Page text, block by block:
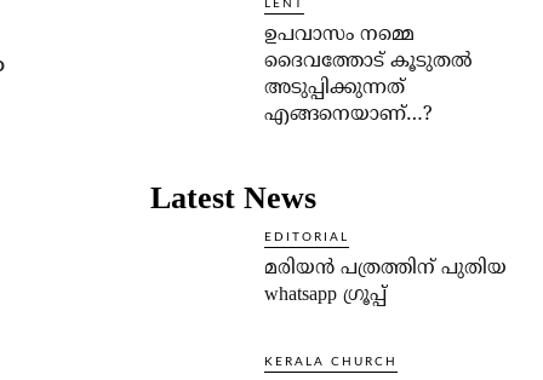
LENT
ഉപവാസം നമ്മെ
ദൈവത്തോട് കൂടുതല്‍
അടുപ്പിക്കുന്നത്
എങ്ങനെയാണ്…?
Latest News
EDITORIAL
മരിയൻ പത്രത്തിന് പുതിയ
whatsapp ഗ്രൂപ്പ്
KERALA CHURCH